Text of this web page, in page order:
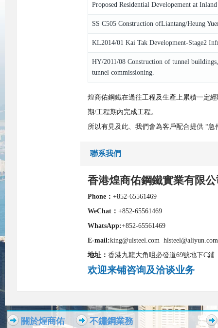
Proposed Residential Developement at
SS C505 Construction ofLiantang/Heung
KL2014/01 Kai Tak Development-Stage2
HY/2011/08 Construction of tunnel
tunnel commissioning.
煌商佑鋼鐵在過往工程及生產上累積一定
期/工程期內完成工程。
所以有見及此、我們會為客戶配合提供 “
聯系我們
香港煌商佑鋼鐵實業有限
Phone： +852-65561469
WeChat： +852-65561469
WhatsApp:+852-65561469
E-mail:king@ulsteel.com hlsteel@aliyun.com
地址： 香港九龍大角咀必發道69號地下C鋪
欢迎来铺咨询及洽谈业务
關於煌商佑 不鏽鋼業務